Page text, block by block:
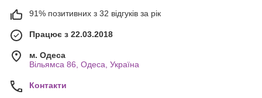
91% позитивних з 32 відгуків за рік
Працює з 22.03.2018
м. Одеса
Вільямса 86, Одеса, Україна
Контакти